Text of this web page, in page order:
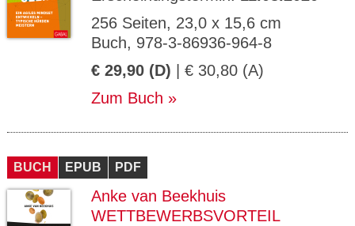
256 Seiten, 23,0 x 15,6 cm
Buch, 978-3-86936-964-8
€ 29,90 (D) | € 30,80 (A)
Zum Buch
BUCH EPUB PDF
Anke van Beekhuis
WETTBEWERBSVORTEIL